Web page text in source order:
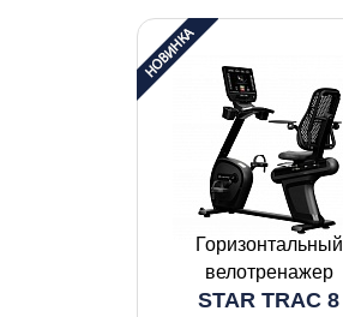
Горизонтальный
велотренажер
STAR TRAC 8